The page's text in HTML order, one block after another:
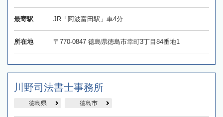
最寄駅 JR「阿波富田駅」車4分
所在地 〒770-0847 徳島県徳島市幸町3丁目84番地1
川野司法書士事務所
徳島県 徳島市